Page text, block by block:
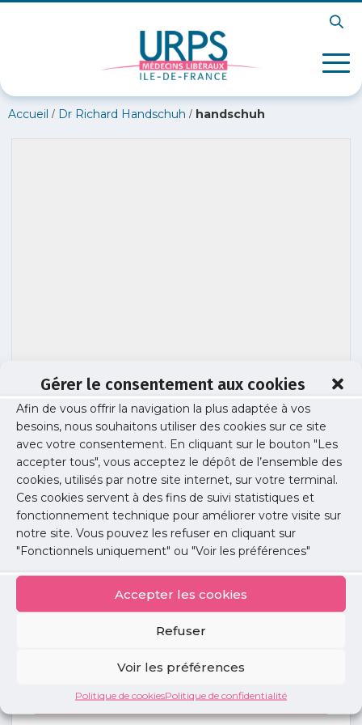
Gérer le consentement aux cookies
Afin de vous offrir la navigation la plus adaptée à vos
besoins, nous souhaitons utiliser des cookies sur ce site
avec votre consentement. En cliquant sur le bouton "Les
accepter tous", vous acceptez le dépôt de l’ensemble des
cookies, utilisés par notre site internet, sur votre terminal.
Ces cookies servent à des fins de suivi statistiques et
fonctionnement technique pour améliorer votre visite sur
notre site. Vous pouvez les refuser en cliquant sur
"Fonctionnels uniquement" ou "Voir les préférences"
Accepter les cookies
Refuser
Voir les préférences
Politique de cookiesPolitique de confidentialité
Accueil / Dr Richard Handschuh / handschuh
handschuh
Publié le :27 avril 2017
Partager cet article :
annonces
Voir toutes les annonces